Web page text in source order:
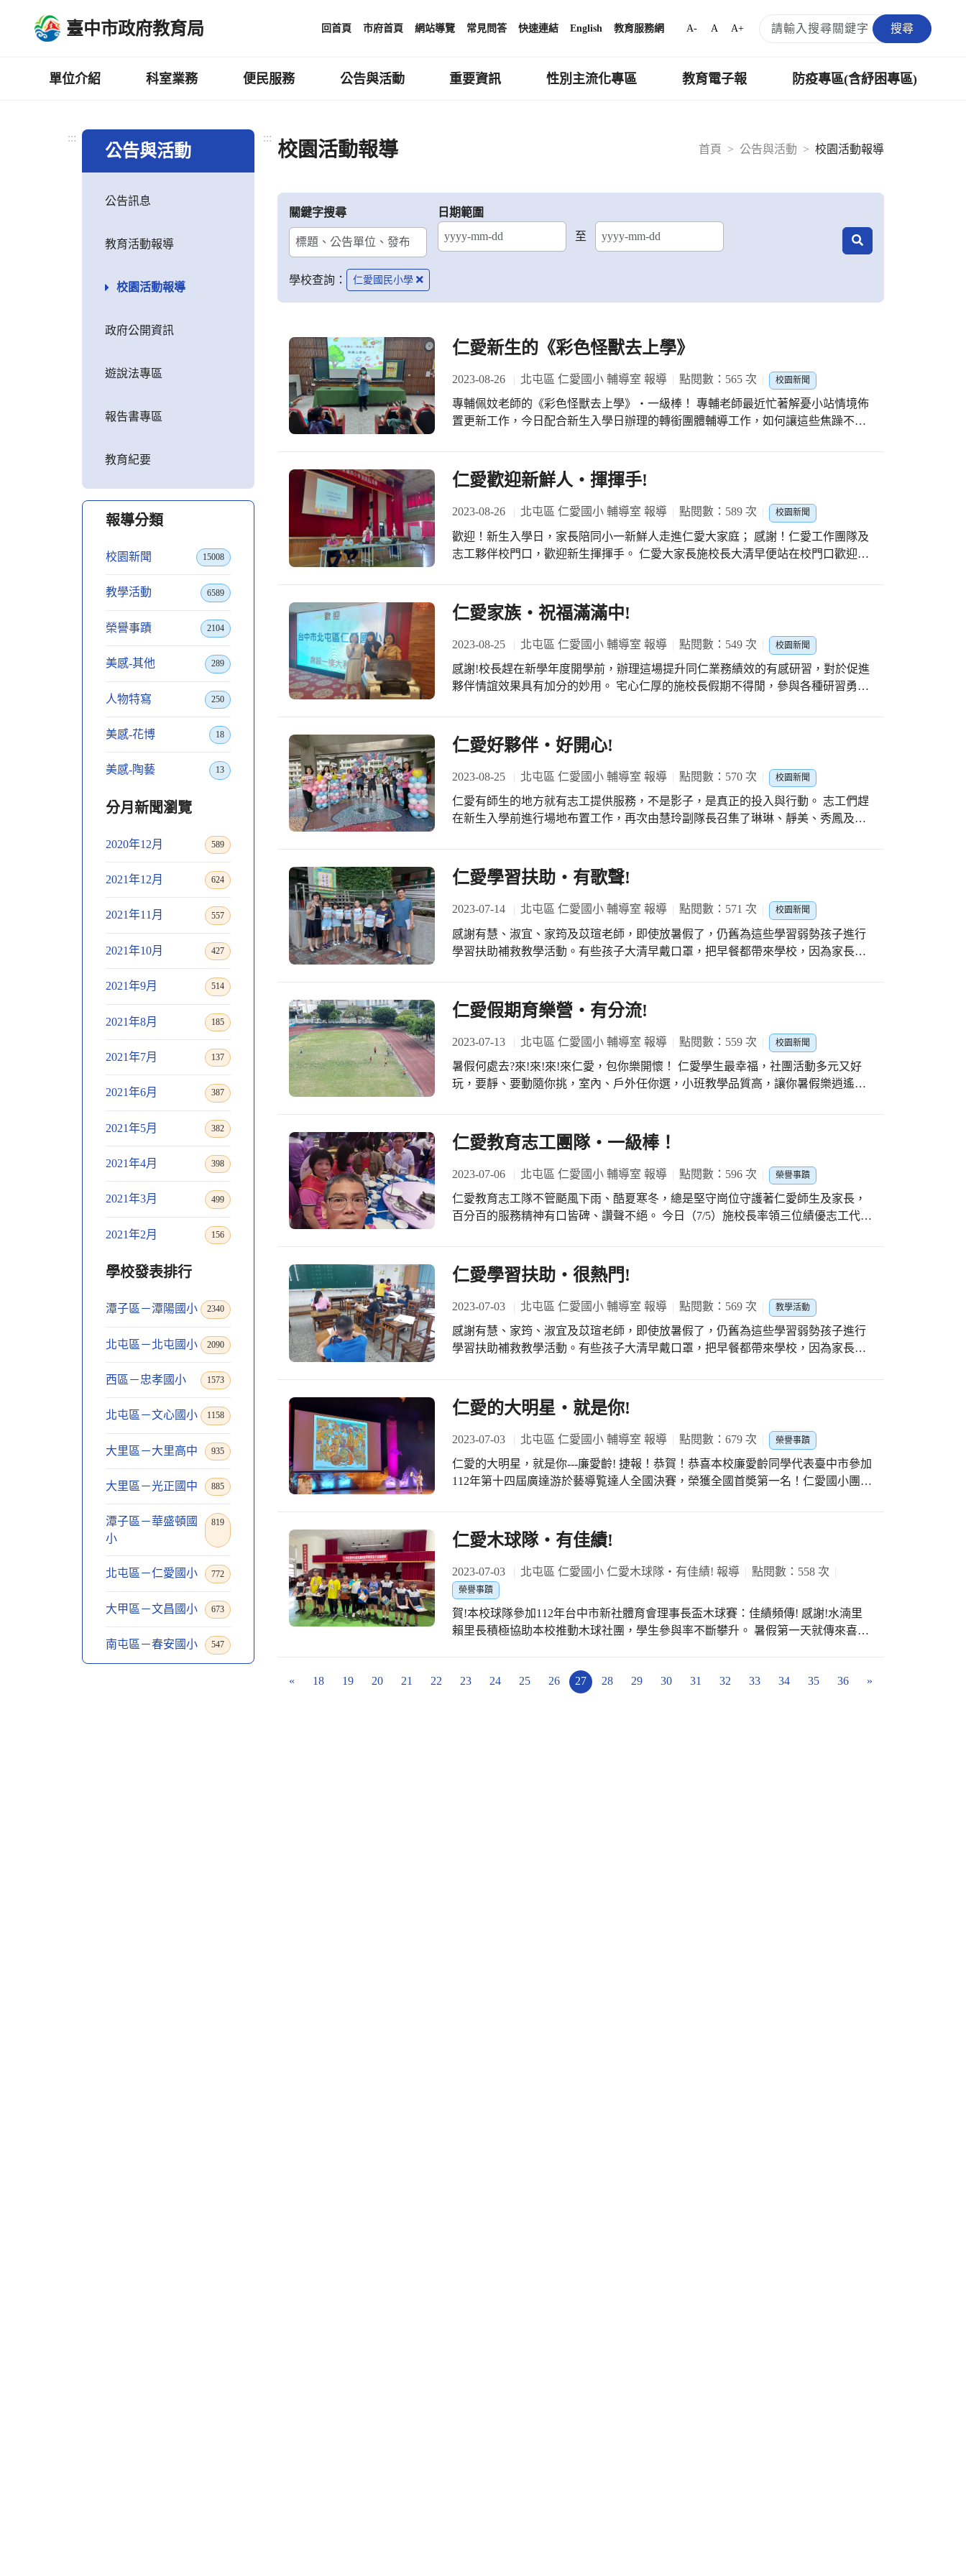
臺中市政府教育局 回首頁 市府首頁 網站導覽 常見問答 快速連結 English 教育服務網 A- A A+ 搜尋
單位介紹 科室業務 便民服務 公告與活動 重要資訊 性別主流化專區 教育電子報 防疫專區(含紓困專區)
:::
公告與活動
公告訊息
教育活動報導
校園活動報導
政府公開資訊
遊說法專區
報告書專區
教育紀要
報導分類
校園新聞 15008
教學活動 6589
榮譽事蹟 2104
美感-其他 289
人物特寫 250
美感-花博 18
美感-陶藝 13
分月新聞瀏覽
2020年12月 589
2021年12月 624
2021年11月 557
2021年10月 427
2021年9月 514
2021年8月 185
2021年7月 137
2021年6月 387
2021年5月 382
2021年4月 398
2021年3月 499
2021年2月 156
學校發表排行
潭子區－潭陽國小 2340
北屯區－北屯國小 2090
西區－忠孝國小 1573
北屯區－文心國小 1158
大里區－大里高中 935
大里區－光正國中 885
潭子區－華盛頓國
小
819
北屯區－仁愛國小 772
大甲區－文昌國小 673
南屯區－春安國小 547
:::
首頁
公告與活動 校園活動報導
校園活動報導
關鍵字搜尋
日期範圍
至
結束日期
學校查詢： 仁愛國民小學
仁愛新生的《彩色怪獸去上學》
2023-08-26 北屯區 仁愛國小 輔導室 報導 點閱數：565 次 校園新聞
專輔佩妏老師的《彩色怪獸去上學》‧一級棒！ 專輔老師最近忙著解憂小站情境佈
置更新工作，今日配合新生入學日辦理的轉銜團體輔導工作，如何讓這些焦躁不安
采的〈彩色怪獸去上學學〉繪本，非常適合新生始業導入輔導，透過繪本故事的方
式，讓新生知曉面對新環境惶恐不安是正常的，交朋友不是件困難的事，要對自己
和別人常說「絨絨」的話，不要說「刺刺」的話。 輔導組佩珍組長表示：專輔佩妏
老師好厲害，三兩下就把新生搞得服服貼貼，很快就融入仁愛大家庭，處處展現新
意與創意，是我學習的好榜樣，我也需要轉銜輔導。謝謝大家!
仁愛歡迎新鮮人‧揮揮手!
2023-08-26 北屯區 仁愛國小 輔導室 報導 點閱數：589 次 校園新聞
歡迎！新生入學日，家長陪同小一新鮮人走進仁愛大家庭； 感謝！仁愛工作團隊及
志工夥伴校門口，歡迎新生揮揮手。 仁愛大家長施校長大清早便站在校門口歡迎學
此認識，共同為孩子教育新階段展開序幕。 今日活動分成三大主軸進行:級任與新生
相見歡、行政與家長意見交流、級任與家長親師溝通，每一個環節都很緊湊重要，
目標就是要營造一個親師生共贏的友善校園。校長的愛與陪伴經驗分享、教務處的
雙語學校願景、總務處的全面廁所整修工程、學務處的社團與課照班、輔導室的各
項議題交流…，讓家長在最短時間內成為仁愛教育最佳合夥人。 施校長會後表示：
感謝大家犧牲假日休息時間，共同為孩子教育而努力；感謝家長很有耐心聽完校務
都是好朋友，感謝大家!感恩!
仁愛家族‧祝福滿滿中!
2023-08-25 北屯區 仁愛國小 輔導室 報導 點閱數：549 次 校園新聞
感謝!校長趕在新學年度開學前，辦理這場提升同仁業務績效的有感研習，對於促進
夥伴情誼效果具有加分的妙用。 宅心仁厚的施校長假期不得閒，參與各種研習勇猛
校工作夥伴們暫時放下手頭上的工作，到外頭純餐敘聯誼一下下，大家盡興回校! 活
動過程溫馨滿滿，校長特別感謝退休同仁及職務異動夥伴，對於這個大家庭的有情
有義外，並希望各處室都能輪番上陣「吐真言」，藉由優美旋律及麥克風的大放
送，對於壓力釋放效果百分百。 謝謝校長，讓我們享有豐盛又美味的午餐時光！感
恩～感謝校長用心營造氣氛和諧的友善校園，讓大家在工作場域中擁有大家庭的溫
暖，幸福感來自於我們從完成各項工作任務中獲得的成就感。 施校長在活動尾聲
仁愛好夥伴‧好開心!
2023-08-25 北屯區 仁愛國小 輔導室 報導 點閱數：570 次 校園新聞
仁愛有師生的地方就有志工提供服務，不是影子，是真正的投入與行動。 志工們趕
在新生入學前進行場地布置工作，再次由慧玲副隊長召集了琳琳、靜美、秀鳳及紀
長交辦這項任務害我睡不著覺，還好有學務楊主任代購氣球並技術指導，大家才能
夠在最短時間內完成任務，希望這五彩繽紛的氣球布置，讓新生入學活動更加健
康、活潑、快樂，這是仁愛大家庭的最大幸福，感謝姊妹情義相挺協助，好夥伴、
仁愛學習扶助‧有歌聲!
2023-07-14 北屯區 仁愛國小 輔導室 報導 點閱數：571 次 校園新聞
感謝有慧、淑宜、家筠及苡瑄老師，即使放暑假了，仍舊為這些學習弱勢孩子進行
學習扶助補救教學活動。有些孩子大清早戴口罩，把早餐都帶來學校，因為家長還
進行適性診斷後之教學補強工作，透過平板、電腦、習作、紙筆測驗等多元方式，
進行分組及個別化的補救教學活動，就是要每個學生可以針對自己的學習需求進行
能力增強，跳脫以往寫作業學習單的單一刻板模式，學生的學習意願及動機無形中
樂、天天開心、事事如意、心想事成。校長表示：能在校園中聽到孩子們清脆甜美
的生日祝福歌，真的很享受、很開心，感謝老師們的有心與用心，讓這個團隊充滿
仁愛假期育樂營‧有分流!
2023-07-13 北屯區 仁愛國小 輔導室 報導 點閱數：559 次 校園新聞
暑假何處去?來!來!來!來仁愛，包你樂開懷！ 仁愛學生最幸福，社團活動多元又好
玩，要靜、要動隨你挑，室內、戶外任你選，小班教學品質高，讓你暑假樂逍遙。
只要滿6人就開班，烈日當空，大家還能在戶外或室內盡情享受比賽的喜悅吶喊聲，
就是要陪學生快快樂樂過暑假，多麼不容易呀!而且還可以跨組選修哩!因為我們特
別把時間錯開了。 輔導室的學習扶助暑假班也滿檔，一口氣開了四個班，數學與閱
讀為主外，桌遊、平板、美勞…全上場，每天課程活潑多元，還可以在室內吹冷
氣，觀賞教學影片，難怪每天出席率高又高。 五年級陳生家長表示:我們是上班族，
感謝學校精心規劃各項活動，孩子上午可以在學校活動，下午再去安親班，有同學
仁愛教育志工團隊‧一級棒！
2023-07-06 北屯區 仁愛國小 輔導室 報導 點閱數：596 次 榮譽事蹟
仁愛教育志工隊不管颳風下雨、酷夏寒冬，總是堅守崗位守護著仁愛師生及家長，
百分百的服務精神有口皆碑、讚聲不絕。 今日（7/5）施校長率領三位績優志工代
代表「熱情、熱血」的火鶴花，感謝他們無私奉獻守護學子。 本校代表受獎的寶哥
隊長，帶領本校志工隊績效卓越、屢創高峰，跨組服務外，學校辦理的各項活動及
會議，一定會看到他的身影，配合校務運作從不懈怠，因為還有兩位副隊長可以充
當分身。謝彩芬老師68年分發到仁愛國小服務，一輩子的教育生涯就服務這所學
校，即使退休了還是繼續擔任保健組志工，多年來永續服務的敬業精神，誰與爭鋒?
交通組彩薇組長擔任交通導護志工近20年，大清早就在四平路及大連北街路口站
學校今年能獲得《教育部金安獎》。 施校長表示：一年一度的表揚大會，各校志工
家在服務奉獻之餘進行校際訊息交流，感覺一級棒。大家辛苦了!
仁愛學習扶助‧很熱門!
2023-07-03 北屯區 仁愛國小 輔導室 報導 點閱數：569 次 教學活動
感謝有慧、家筠、淑宜及苡瑄老師，即使放暑假了，仍舊為這些學習弱勢孩子進行
學習扶助補救教學活動。有些孩子大清早戴口罩，把早餐都帶來學校，因為家長還
及桌遊和球類運動為輔，讓孩子暑假在課業補強外，也能重視休閒娛樂活動，可以
像社團孩子一樣遊戲中學習與成長。 這一梯次最大的特色就是報名異常踴躍，歸功
於輔導組和級任老師在開班前的親師溝通做得很紮實，教育部專案書面資料分享
外，調查表中還個別列出學生需補強的科目及學校的實施策略，果然激起家長鼓勵
孩子參與的動機，就連緊急聯絡電話輔導組很快就建置完成。 輔導組謝組長表示：
這些孩子除了課業需要多扶助外，其它表現都可圈可點，積極的學習態度，進步可
仁愛的大明星‧就是你!
2023-07-03 北屯區 仁愛國小 輔導室 報導 點閱數：679 次 榮譽事蹟
仁愛的大明星，就是你---廉愛齡! 捷報！恭賀！恭喜本校廉愛齡同學代表臺中市參加
112年第十四屆廣達游於藝導覧達人全國決賽，榮獲全國首奬第一名！仁愛國小團隊
同仁！廉愛齡同學，妳是我們大家的榮耀，我們以妳為榮！仁愛之光，臺中之耀！
感謝學務處楊主任淵清平日率領處室團隊默默耕耘，付出努力，終獲甜蜜成果，全
市榮耀。感謝宛伶組長、郁雯組長及指導教師謝老師，感謝各處室主任的支援協
助，感謝仁愛的家長親人、好朋友、好鄰居志道校長好友、同學們和老師們一起來
擔任超驚艷又成功的超級啦啦隊！ 成功不是偶然，凡走過必留下痕跡，榮獲全國首
獎，的確實至名歸。這份榮譽是屬於仁愛國小全體師生、家長，也是大臺中市的榮
耀！仁愛之光，全國模範！ 仁愛各個領域隱藏的明星相當多，不管你在哪裡?只要
仁愛木球隊‧有佳績!
2023-07-03 北屯區 仁愛國小 仁愛木球隊‧有佳績! 報導 點閱數：558 次
榮譽事蹟
賀!本校球隊參加112年台中市新社體育會理事長盃木球賽：佳績頻傳! 感謝!水湳里
賴里長積極協助本校推動木球社團，學生參與率不斷攀升。 暑假第一天就傳來喜
小是木球比賽的常勝軍，他們除了利用導師時間練習外，也常在教練團的陪伴下，
« 18 19 20 21 22 23 24 25 26 27 28 29 30 31 32 33 34 35 36 »